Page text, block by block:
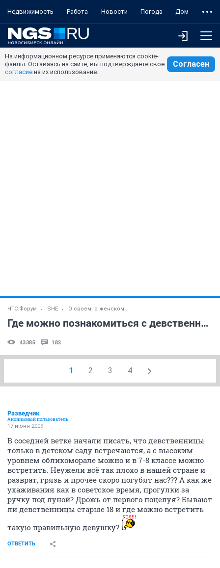
Недвижимость Работа Новости Погода Дом
На информационном ресурсе применяются cookie-
файлы. Оставаясь на сайте, вы подтверждаете свое
согласие на их использование.
Согласен
НГС.Форум SHE О своем, о женском...
Где можно познакомиться с девственницей
43385 182
1 2 3 4
Разведчик
Анонимный пользователь
17 июня 2009
В соседней ветке начали писать, что девственницы
только в детском саду встречаются, а с высоким
уровнем обликоморале можно и в 7-8 классе можно
встретить. Неужели всё так плохо в нашей стране и
разврат, грязь и прочее скоро погубят нас??? А как же
ухаживания как в советское время, прогулки за
ручку под луной? Дрожь от первого поцелуя? Бывают
ли девственницы старше 18 и где можно встретить
такую правильную девушку?
ОТВЕТИТЬ